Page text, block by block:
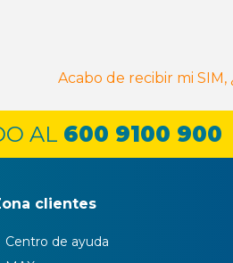
Acabo de recibir mi
AL 600 9100 900
clientes
Centro de ayuda